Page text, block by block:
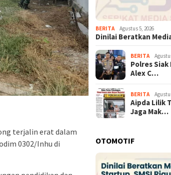
terjalin erat dalam
0302/Inhu di
BERITA Agustus 5, 2026
Dinilai Beratkan
BERITA
Polres
Alex C…
BERITA
Aipda Lilik
Jaga Mak…
OTOMOTIF